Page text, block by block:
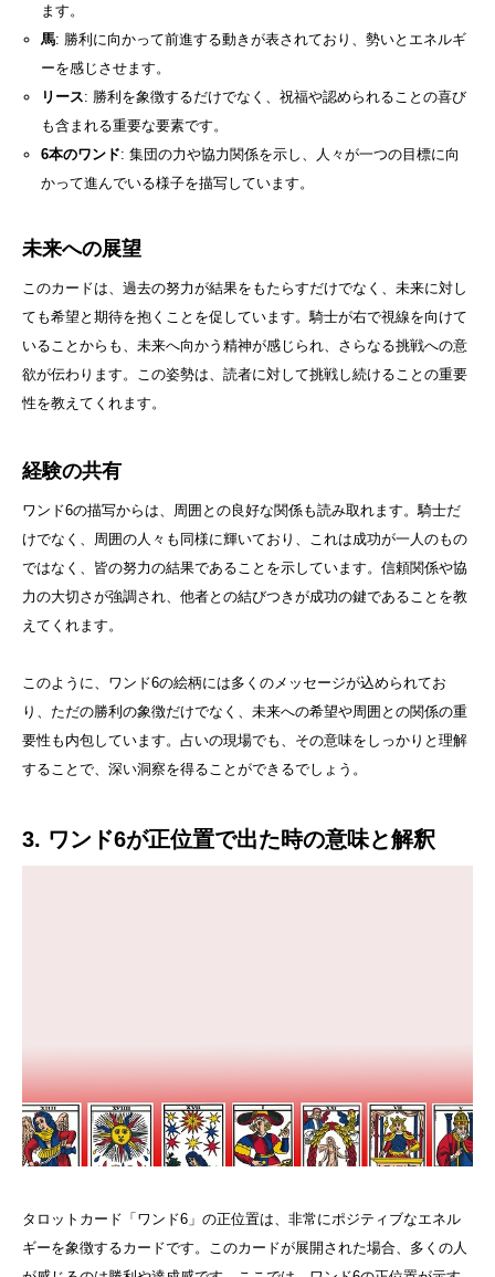
ます。
馬: 勝利に向かって前進する動きが表されており、勢いとエネルギ
ーを感じさせます。
リース: 勝利を象徴するだけでなく、祝福や認められることの喜び
も含まれる重要な要素です。
6本のワンド: 集団の力や協力関係を示し、人々が一つの目標に向
かって進んでいる様子を描写しています。
未来への展望
このカードは、過去の努力が結果をもたらすだけでなく、未来に対し
ても希望と期待を抱くことを促しています。騎士が右で視線を向けて
いることからも、未来へ向かう精神が感じられ、さらなる挑戦への意
欲が伝わります。この姿勢は、読者に対して挑戦し続けることの重要
性を教えてくれます。
経験の共有
ワンド6の描写からは、周囲との良好な関係も読み取れます。騎士だ
けでなく、周囲の人々も同様に輝いており、これは成功が一人のもの
ではなく、皆の努力の結果であることを示しています。信頼関係や協
力の大切さが強調され、他者との結びつきが成功の鍵であることを教
えてくれます。
このように、ワンド6の絵柄には多くのメッセージが込められてお
り、ただの勝利の象徴だけでなく、未来への希望や周囲との関係の重
要性も内包しています。占いの現場でも、その意味をしっかりと理解
することで、深い洞察を得ることができるでしょう。
3. ワンド6が正位置で出た時の意味と解釈
タロットカード「ワンド6」の正位置は、非常にポジティブなエネル
ギーを象徴するカードです。このカードが展開された場合、多くの人